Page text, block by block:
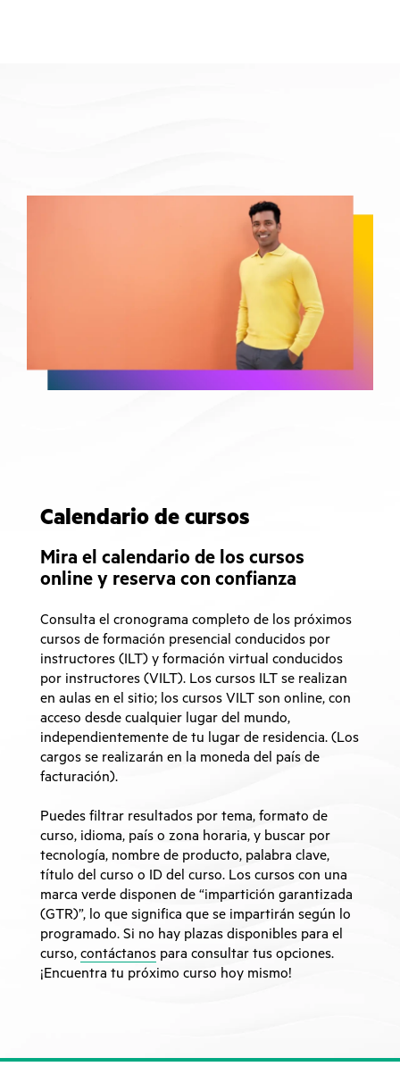
Calendario de cursos
Mira el calendario de los cursos
online y reserva con confianza
Consulta el cronograma completo de los próximos
cursos de formación presencial conducidos por
instructores (ILT) y formación virtual conducidos
por instructores (VILT). Los cursos ILT se realizan
en aulas en el sitio; los cursos VILT son online, con
acceso desde cualquier lugar del mundo,
independientemente de tu lugar de residencia. (Los
cargos se realizarán en la moneda del país de
facturación).
Puedes filtrar resultados por tema, formato de
curso, idioma, país o zona horaria, y buscar por
tecnología, nombre de producto, palabra clave,
título del curso o ID del curso. Los cursos con una
marca verde disponen de “impartición garantizada
(GTR)”, lo que significa que se impartirán según lo
programado. Si no hay plazas disponibles para el
curso, contáctanos para consultar tus opciones.
¡Encuentra tu próximo curso hoy mismo!